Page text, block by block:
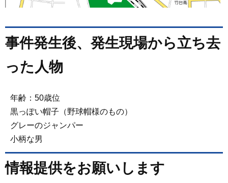
事件発生後、発生現場から立ち去
った人物
年齢：50歳位
黒っぽい帽子（野球帽様のもの）
グレーのジャンパー
小柄な男
情報提供をお願いします